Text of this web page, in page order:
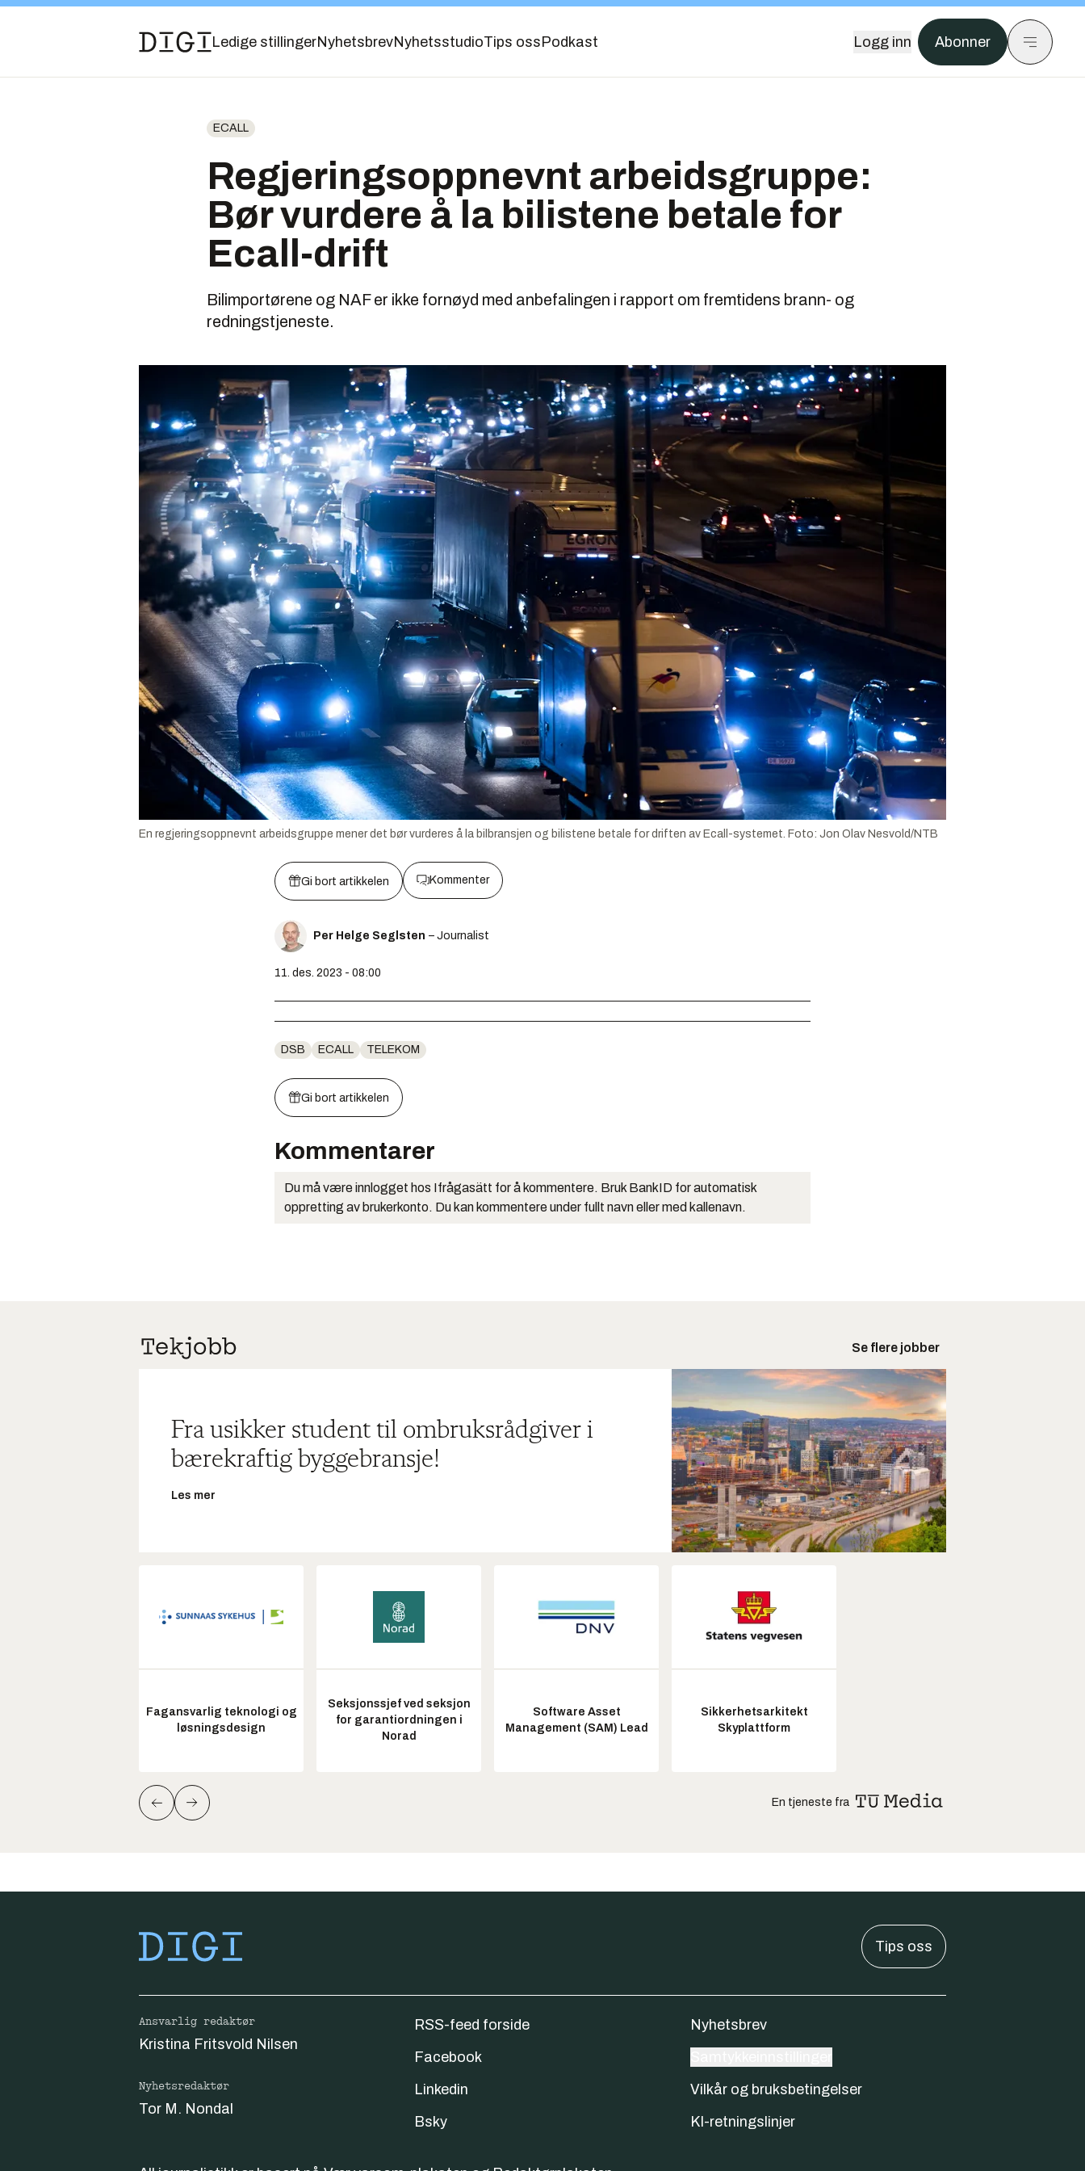
Ledige stillingerNyhetsbrevNyhetsstudioTips oss Podkast Logg inn Abonner
ECALL
Regjeringsoppnevnt arbeidsgruppe:
Bør vurdere å la bilistene betale for
Ecall-drift
Bilimportørene og NAF er ikke fornøyd med anbefalingen i rapport om fremtidens brann- og
redningstjeneste.
En regjeringsoppnevnt arbeidsgruppe mener det bør vurderes å la bilbransjen og bilistene betale for driften av Ecall-systemet. Foto: Jon Olav Nesvold/NTB
Gi bort artikkelen Kommenter
Per Helge Seglsten – Journalist
11. des. 2023 - 08:00
DSB ECALL TELEKOM
Gi bort artikkelen
Kommentarer
Du må være innlogget hos Ifrågasätt for å kommentere. Bruk BankID for automatisk
oppretting av brukerkonto. Du kan kommentere under fullt navn eller med kallenavn.
Se flere jobber
Fra usikker student til ombruksrådgiver i
bærekraftig byggebransje!
Les mer
Fagansvarlig teknologi og
løsningsdesign
Seksjonssjef ved seksjon
for garantiordningen i
Norad
Software Asset
Management (SAM) Lead
Sikkerhetsarkitekt
Skyplattform
En tjeneste fra
Tips oss
Ansvarlig redaktør
Kristina Fritsvold Nilsen
Nyhetsredaktør
Tor M. Nondal
RSS-feed forside
Facebook
Linkedin
Bsky
Nyhetsbrev
Vilkår og bruksbetingelser
KI-retningslinjer